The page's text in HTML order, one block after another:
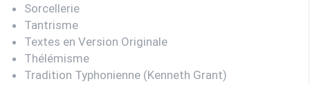
Sorcellerie
Tantrisme
Textes en Version Originale
Thélémisme
Tradition Typhonienne (Kenneth Grant)